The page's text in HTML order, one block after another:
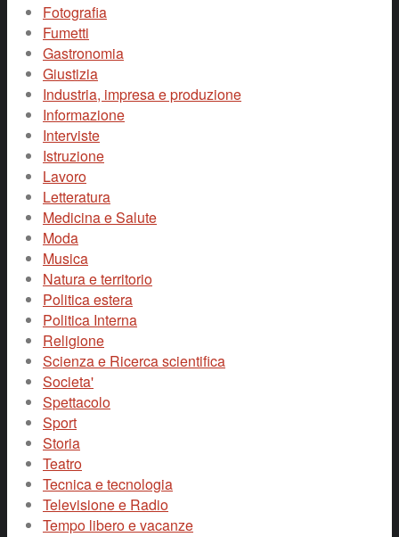
Fotografia
Fumetti
Gastronomia
Giustizia
Industria, impresa e produzione
Informazione
Interviste
Istruzione
Lavoro
Letteratura
Medicina e Salute
Moda
Musica
Natura e territorio
Politica estera
Politica Interna
Religione
Scienza e Ricerca scientifica
Societa'
Spettacolo
Sport
Storia
Teatro
Tecnica e tecnologia
Televisione e Radio
Tempo libero e vacanze